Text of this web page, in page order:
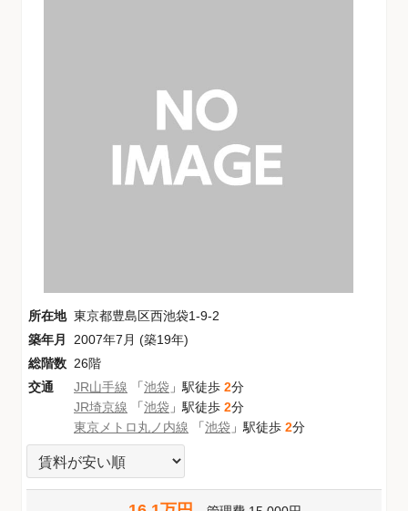
所在地 東京都豊島区西池袋1-9-2
築年月
2007年7月 (築19年)
総階数 26階
交通
JR山手線 「池袋 」駅徒歩 2分
JR埼京線 「池袋 」駅徒歩 2分
東京メトロ丸ノ内線 「池袋 」駅徒歩 2分